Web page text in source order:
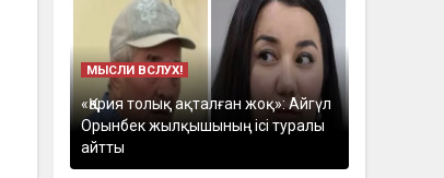
МЫСЛИ ВСЛУХ!
«Қария толық ақталған жоқ»: Айгүл
Орынбек жылқышының ісі туралы
айтты